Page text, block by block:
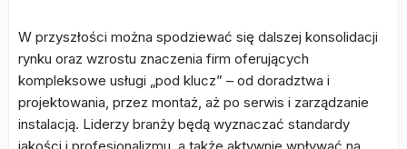
W przyszłości można spodziewać się dalszej konsolidacji
rynku oraz wzrostu znaczenia firm oferujących
kompleksowe usługi „pod klucz” – od doradztwa i
projektowania, przez montaż, aż po serwis i zarządzanie
instalacją. Liderzy branży będą wyznaczać standardy